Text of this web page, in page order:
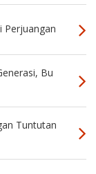
Perjuangan
Bu
Tuntutan